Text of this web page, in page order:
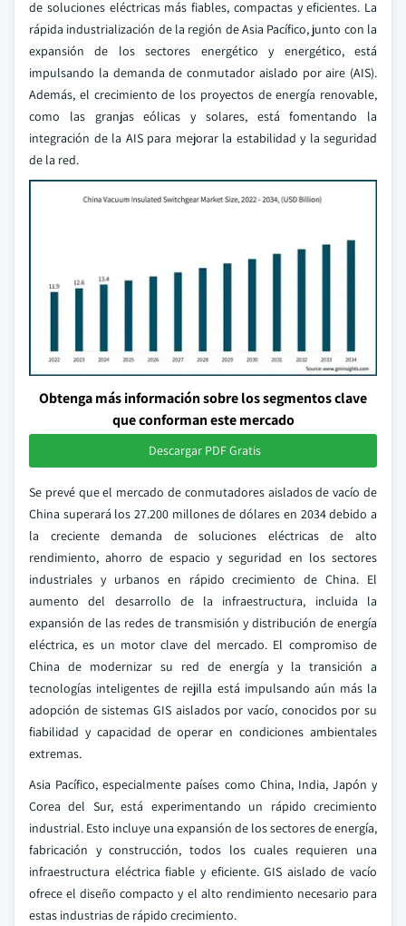
de soluciones eléctricas más fiables, compactas y eficientes. La
rápida industrialización de la región de Asia Pacífico, junto con la
expansión de los sectores energético y energético, está
impulsando la demanda de conmutador aislado por aire (AIS).
Además, el crecimiento de los proyectos de energía renovable,
como las granjas eólicas y solares, está fomentando la
integración de la AIS para mejorar la estabilidad y la seguridad
de la red.
Obtenga más información sobre los segmentos clave
que conforman este mercado
Descargar PDF Gratis
Se prevé que el mercado de conmutadores aislados de vacío de
China superará los 27.200 millones de dólares en 2034 debido a
la creciente demanda de soluciones eléctricas de alto
rendimiento, ahorro de espacio y seguridad en los sectores
industriales y urbanos en rápido crecimiento de China. El
aumento del desarrollo de la infraestructura, incluida la
expansión de las redes de transmisión y distribución de energía
eléctrica, es un motor clave del mercado. El compromiso de
China de modernizar su red de energía y la transición a
tecnologías inteligentes de rejilla está impulsando aún más la
adopción de sistemas GIS aislados por vacío, conocidos por su
fiabilidad y capacidad de operar en condiciones ambientales
extremas.
Asia Pacífico, especialmente países como China, India, Japón y
Corea del Sur, está experimentando un rápido crecimiento
industrial. Esto incluye una expansión de los sectores de energía,
fabricación y construcción, todos los cuales requieren una
infraestructura eléctrica fiable y eficiente. GIS aislado de vacío
ofrece el diseño compacto y el alto rendimiento necesario para
estas industrias de rápido crecimiento.